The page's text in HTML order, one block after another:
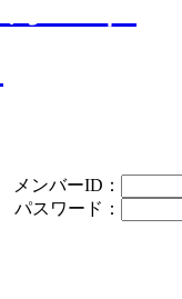
メンバーID：
パスワード：